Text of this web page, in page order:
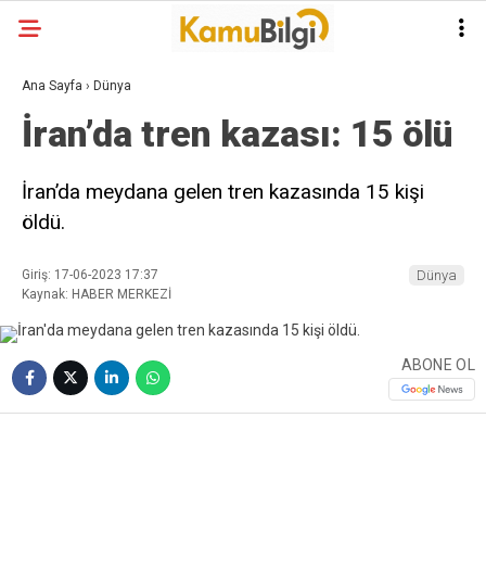
Ana Sayfa › Dünya
İran’da tren kazası: 15 ölü
İran’da meydana gelen tren kazasında 15 kişi
öldü.
Giriş: 17-06-2023 17:37
Kaynak: HABER MERKEZİ
Dünya
ABONE OL